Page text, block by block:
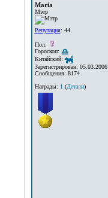
Maria
Мэтр
Репутация: 44
Пол:
Гороскоп:
Китайский:
Зарегистрирован: 05.03.2006
Сообщения: 8174
Награды: 1(Детали)